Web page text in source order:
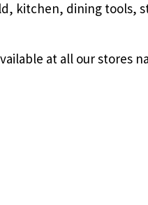
kitchen, dining tools,
at all our stores